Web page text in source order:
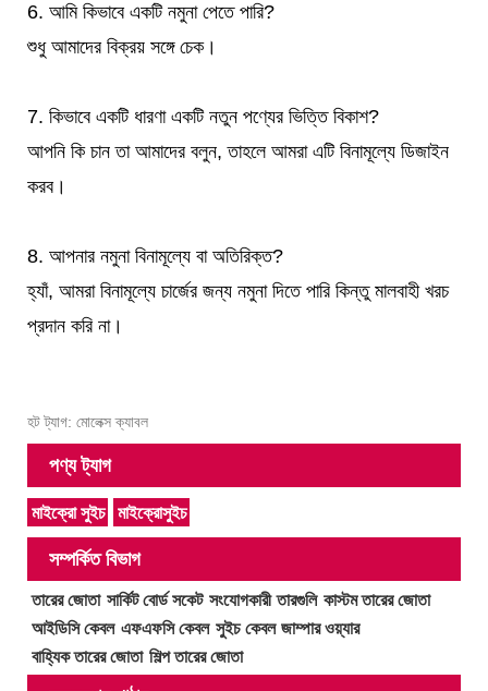
6. আমি কিভাবে একটি নমুনা পেতে পারি?
শুধু আমাদের বিক্রয় সঙ্গে চেক।
7. কিভাবে একটি ধারণা একটি নতুন পণ্যের ভিত্তি বিকাশ?
আপনি কি চান তা আমাদের বলুন, তাহলে আমরা এটি বিনামূল্যে ডিজাইন
করব।
8. আপনার নমুনা বিনামূল্যে বা অতিরিক্ত?
হ্যাঁ, আমরা বিনামূল্যে চার্জের জন্য নমুনা দিতে পারি কিন্তু মালবাহী খরচ
প্রদান করি না।
হট ট্যাগ: মোলেক্স ক্যাবল
পণ্য ট্যাগ
মাইক্রো সুইচ মাইক্রোসুইচ
সম্পর্কিত বিভাগ
তারের জোতা সার্কিট বোর্ড সকেট সংযোগকারী তারগুলি কাস্টম তারের জোতা
আইডিসি কেবল এফএফসি কেবল সুইচ কেবল জাম্পার ওয়্যার
বাহ্যিক তারের জোতা শিল্প তারের জোতা